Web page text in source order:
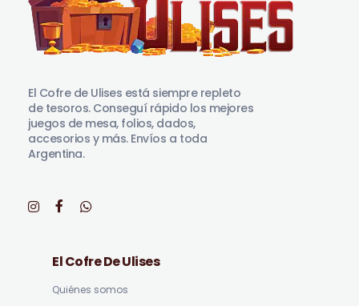
El Cofre de Ulises está siempre repleto
de tesoros. Conseguí rápido los mejores
juegos de mesa, folios, dados,
accesorios y más. Envíos a toda
Argentina.
El Cofre De Ulises
Quiénes somos